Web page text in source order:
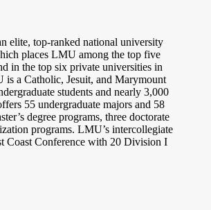
elite, top-ranked national university
places LMU among the top five
in the top six private universities in
a Catholic, Jesuit, and Marymount
students and nearly 3,000
55 undergraduate majors and 58
degree programs, three doctorate
programs. LMU’s intercollegiate
Coast Conference with 20 Division I